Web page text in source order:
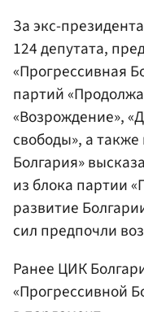
За экс-
124 депутата,
«Прогрессивная
партий
«Возрождение»,
свободы», а
Болгария»
из блока партии
развитие
сил предпочли
Ранее ЦИК
«Прогрессивной